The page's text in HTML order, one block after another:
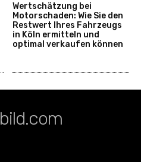
Wertschätzung bei
Motorschaden: Wie Sie den
Restwert Ihres Fahrzeugs
in Köln ermitteln und
optimal verkaufen können
bild.com